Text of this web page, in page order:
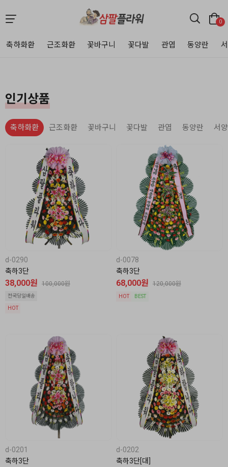
0
축하화환 근조화환 꽃바구니 꽃다발 관엽 동양란
인기상품
축하화환 근조화환 꽃바구니 꽃다발 관엽 동양란 서
d-0290
축하3단
38,000원 100,000원
전국당일배송
HOT
d-0078
축하3단
68,000원 120,000원
HOT BEST
d-0201
축하3단
d-0202
축하3단[대]